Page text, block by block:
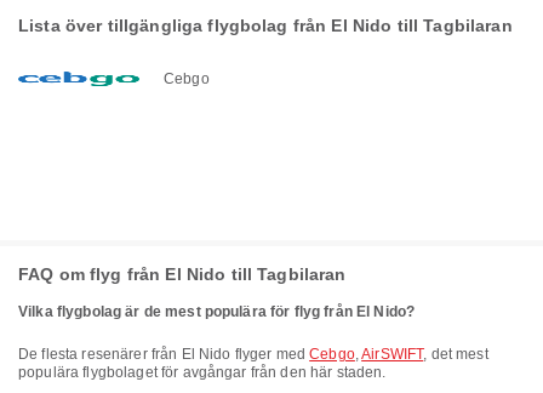
Lista över tillgängliga flygbolag från El Nido till Tagbilaran
Cebgo
FAQ om flyg från El Nido till Tagbilaran
Vilka flygbolag är de mest populära för flyg från El Nido?
De flesta resenärer från El Nido flyger medCebgo,AirSWIFT, det mest
populära flygbolaget för avgångar från den här staden.